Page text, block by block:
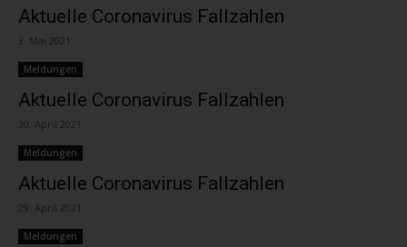
Aktuelle Coronavirus Fallzahlen
3. Mai 2021
Meldungen
Aktuelle Coronavirus Fallzahlen
30. April 2021
Meldungen
Aktuelle Coronavirus Fallzahlen
29. April 2021
Meldungen